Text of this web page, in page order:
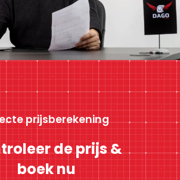
prijsberekening
de prijs &
boek nu